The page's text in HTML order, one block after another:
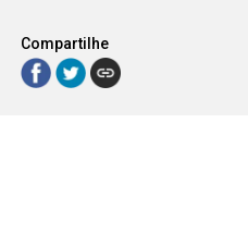
Compartilhe